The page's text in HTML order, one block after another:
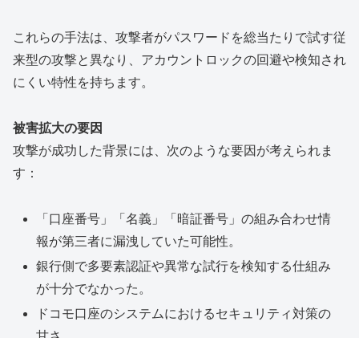
これらの手法は、攻撃者がパスワードを総当たりで試す従
来型の攻撃と異なり、アカウントロックの回避や検知され
にくい特性を持ちます。
被害拡大の要因
攻撃が成功した背景には、次のような要因が考えられま
す：
「口座番号」「名義」「暗証番号」の組み合わせ情
報が第三者に漏洩していた可能性。
銀行側で多要素認証や異常な試行を検知する仕組み
が十分でなかった。
ドコモ口座のシステムにおけるセキュリティ対策の